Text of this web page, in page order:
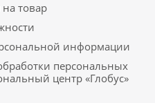
на товар
информации
персональных
центр «Глобус»